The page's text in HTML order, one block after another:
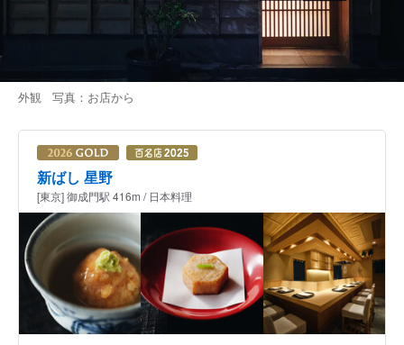
外観 写真：お店から
新ばし 星野
[東京] 御成門駅 416m / 日本料理